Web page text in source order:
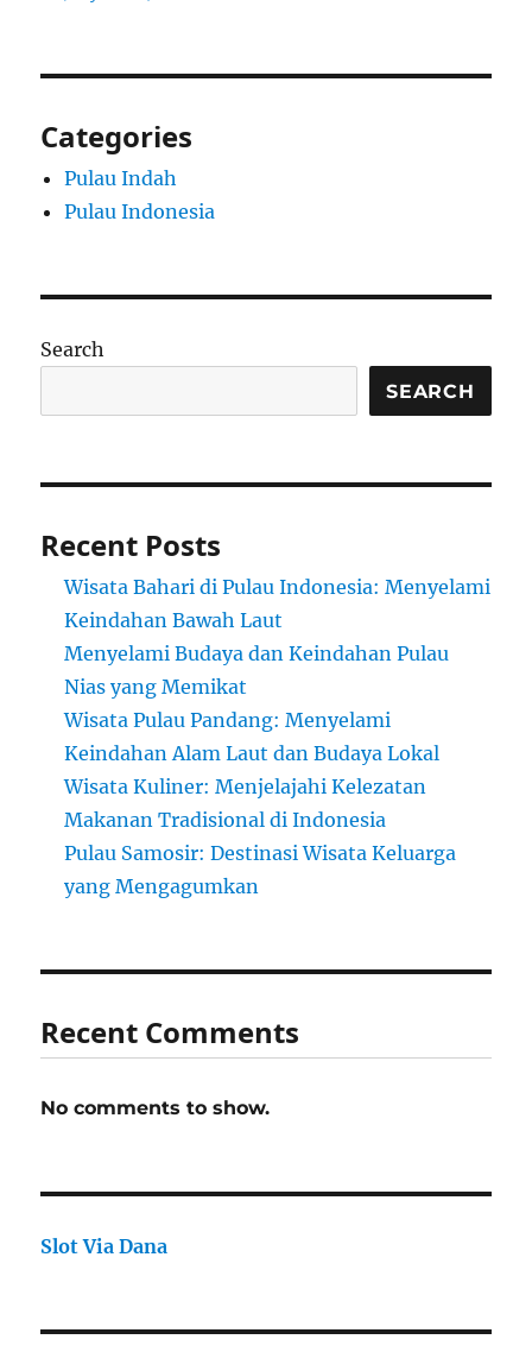
Categories
Pulau Indah
Pulau Indonesia
Search
SEARCH
Recent Posts
Wisata Bahari di Pulau Indonesia: Menyelami
Keindahan Bawah Laut
Menyelami Budaya dan Keindahan Pulau
Nias yang Memikat
Wisata Pulau Pandang: Menyelami
Keindahan Alam Laut dan Budaya Lokal
Wisata Kuliner: Menjelajahi Kelezatan
Makanan Tradisional di Indonesia
Pulau Samosir: Destinasi Wisata Keluarga
yang Mengagumkan
Recent Comments
No comments to show.
Slot Via Dana